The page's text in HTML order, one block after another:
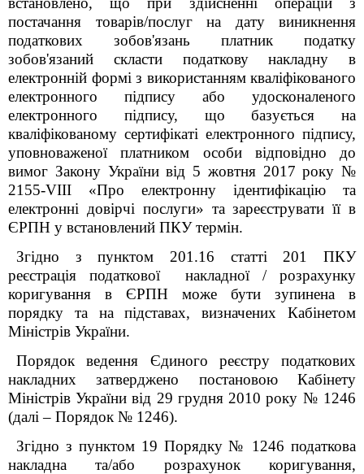
постачання товарів/послуг на дату виникнення
податкових зобов'язань платник податку
зобов'язаний скласти податкову накладну в
електронній формі з використанням кваліфікованого
електронного підпису або удосконаленого
електронного підпису, що базується на
кваліфікованому сертифікаті електронного підпису,
уповноваженої платником особи відповідно до
вимог Закону України від 5 жовтня 2017 року №
2155-VIII «Про електронну ідентифікацію та
електронні довірчі послуги» та зареєструвати її в
ЄРПН у встановлений ПКУ термін.
Згідно з пунктом 201.16 статті 201 ПКУ
реєстрація податкової накладної / розрахунку
коригування в ЄРПН може бути зупинена в
порядку та на підставах, визначених Кабінетом
Міністрів України.
Порядок ведення Єдиного реєстру податкових
накладних затверджено постановою Кабінету
Міністрів України від 29 грудня 2010 року № 1246
(далі – Порядок № 1246).
Згідно з пунктом 19 Порядку № 1246 податкова
накладна та/або розрахунок коригування,